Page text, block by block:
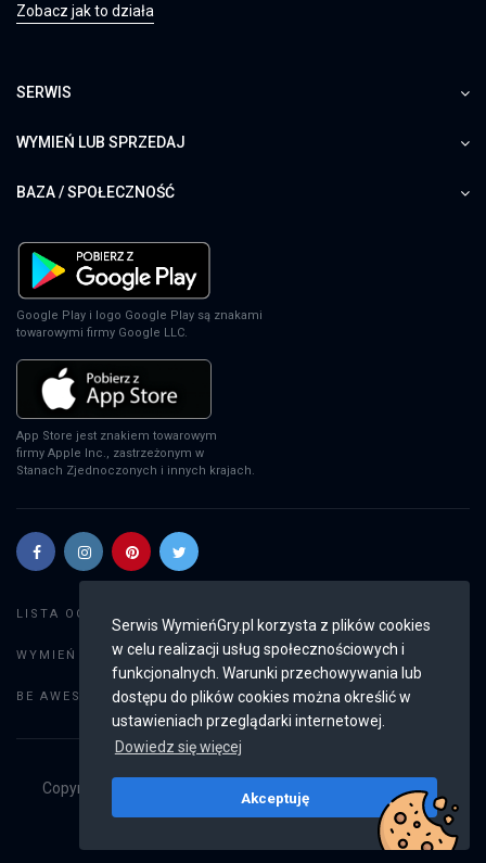
Serwis WymieńGry.pl korzysta z plików cookies
w celu realizacji usług społecznościowych i
funkcjonalnych. Warunki przechowywania lub
dostępu do plików cookies można określić w
ustawieniach przeglądarki internetowej.
Dowiedz się więcej
Akceptuję
Zobacz jak to działa
SERWIS
WYMIEŃ LUB SPRZEDAJ
BAZA / SPOŁECZNOŚĆ
Google Play i logo Google Play są znakami
towarowymi firmy Google LLC.
App Store jest znakiem towarowym
firmy Apple Inc., zastrzeżonym w
Stanach Zjednoczonych i innych krajach.
LISTA OGŁOSZEŃ:
WYMIEŃ GRY: Dodaj ogłoszenie
BE AWESOME: Weryfikacja konta
Copyright © 2019 - 2026
Wszystkie prawa
v2.8.4